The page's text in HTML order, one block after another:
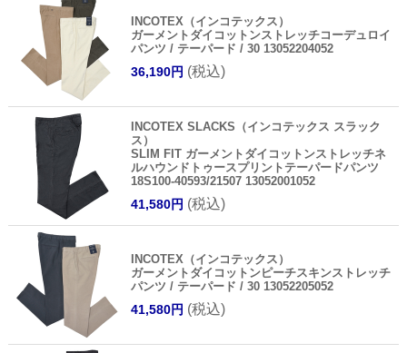
INCOTEX（インコテックス）
ガーメントダイコットンストレッチコーデュロイ
パンツ / テーパード / 30 13052204052
36,190円 (税込)
INCOTEX SLACKS（インコテックス スラック
ス）
SLIM FIT ガーメントダイコットンストレッチネ
ルハウンドトゥースプリントテーパードパンツ
18S100-40593/21507 13052001052
41,580円 (税込)
INCOTEX（インコテックス）
ガーメントダイコットンピーチスキンストレッチ
パンツ / テーパード / 30 13052205052
41,580円 (税込)